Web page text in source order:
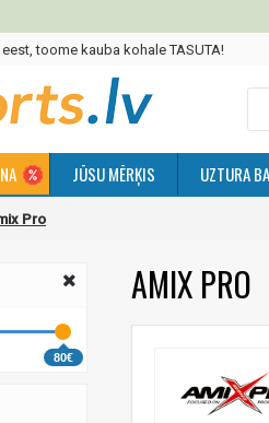
toome kauba kohale TASUTA!
JŪSU MĒRĶIS UZTURA
Pro
80€
AMIX PRO